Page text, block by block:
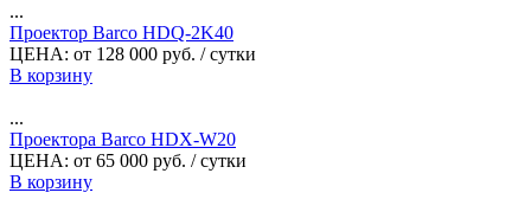
...
Проектор Barco HDQ-2K40
ЦЕНА: от 128 000 руб. / сутки
В корзину
...
Проектора Barco HDX-W20
ЦЕНА: от 65 000 руб. / сутки
В корзину